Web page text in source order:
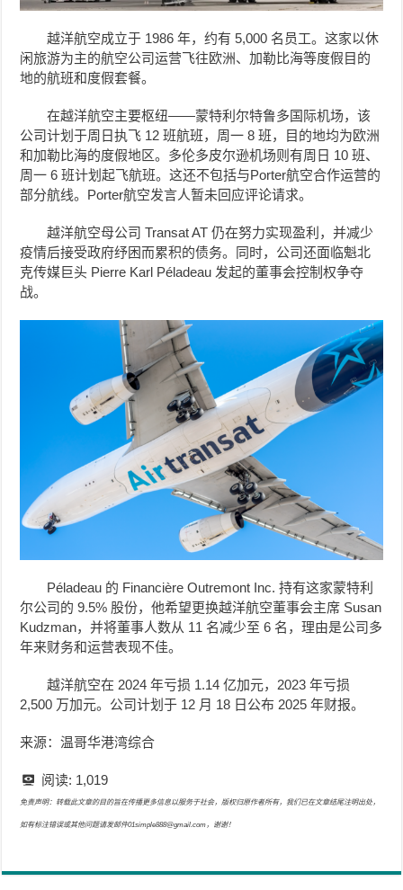
越洋航空成立于 1986 年，约有 5,000 名员工。这家以休
闲旅游为主的航空公司运营飞往欧洲、加勒比海等度假目的
地的航班和度假套餐。
在越洋航空主要枢纽——蒙特利尔特鲁多国际机场，该
公司计划于周日执飞 12 班航班，周一 8 班，目的地均为欧洲
和加勒比海的度假地区。多伦多皮尔逊机场则有周日 10 班、
周一 6 班计划起飞航班。这还不包括与Porter航空合作运营的
部分航线。Porter航空发言人暂未回应评论请求。
越洋航空母公司 Transat AT 仍在努力实现盈利，并减少
疫情后接受政府纾困而累积的债务。同时，公司还面临魁北
克传媒巨头 Pierre Karl Péladeau 发起的董事会控制权争夺
战。
Péladeau 的 Financière Outremont Inc. 持有这家蒙特利
尔公司的 9.5% 股份，他希望更换越洋航空董事会主席 Susan
Kudzman，并将董事人数从 11 名减少至 6 名，理由是公司多
年来财务和运营表现不佳。
越洋航空在 2024 年亏损 1.14 亿加元，2023 年亏损
2,500 万加元。公司计划于 12 月 18 日公布 2025 年财报。
来源：温哥华港湾综合
阅读: 1,019
免责声明：转载此文章的目的旨在传播更多信息以服务于社会，版权归原作者所有，我们已在文章结尾注明出处，
如有标注错误或其他问题请发邮件01simple888@gmail.com，谢谢！